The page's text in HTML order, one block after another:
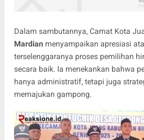
Dalam sambutannya, Camat Kota
Mardian menyampaikan apresiasi
terselenggaranya proses pemilihan
secara baik. Ia menekankan bahwa
hanya administratif, tetapi juga
memajukan gampong.